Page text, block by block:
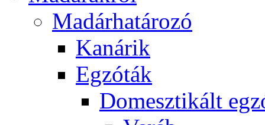
Madárhatározó
Kanárik
Egzóták
Domesztikált